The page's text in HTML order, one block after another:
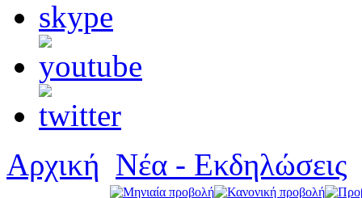
Αρχική Νέα - Εκδηλώσεις